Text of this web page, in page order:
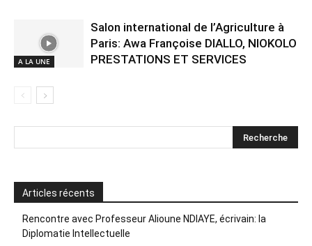
A LA UNE
Salon international de l’Agriculture à
Paris: Awa Françoise DIALLO, NIOKOLO
PRESTATIONS ET SERVICES
Articles récents
Rencontre avec Professeur Alioune NDIAYE, écrivain: la
Diplomatie Intellectuelle